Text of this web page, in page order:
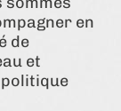
en
de
et